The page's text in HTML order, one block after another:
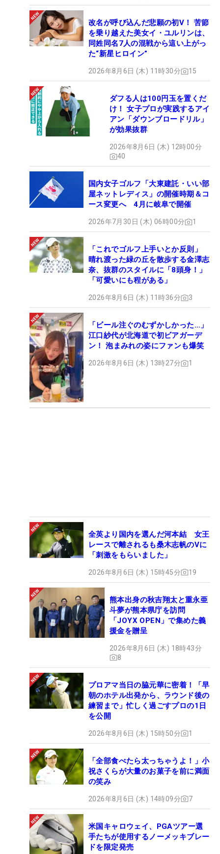
改名が呼び込んだ悲願の初V！ 苦節
を乗り越えた美女イ・ユルリンは、
同姓同名7人の混戦から這い上がっ
た“新星ヒロイン”
2026年8月6日 (木) 11時30分 15
ダフる人は100円玉を置くだ
け！ 女子プロが実践するアイ
アン「ダウンブロードリル」
が効果抜群
2026年8月6日 (木) 12時00分
40
国内女子ゴルフ「大東建託・いい部
屋ネットレディス」の開催時期＆コ
ース変更へ 4月に岐阜で開催
2026年7月30日 (木) 06時00分 1
「これでゴルフ上手いとか反則」
晴れ渡った緑の丘を散歩する金澤志
奈、抜群のスタイルに「8頭身！」
「可愛いにも程がある」
2026年8月6日 (木) 11時36分 3
「ビール注ぐのむずかしかった…」
江口紗代が北海道で初ビアガーデ
ン！ 泡まみれの姿にファンも爆笑
2026年8月6日 (木) 13時27分 1
全英より国内を選んだ河本結 女王
レースで離されるも桑木志帆のVに
「刺激をもらいました」
2026年8月6日 (木) 15時45分 19
熊本出身の秋吉翔太と重永亜
斗夢が熊本県庁を訪問
「JOYX OPEN」で集めた義
援金を贈呈
2026年8月6日 (木) 18時43分
8
プロアマ当日の脇元華に密着！「早
朝のホテル出発から、ラウンド後の
練習まで」忙しく過ごすプロの1日
を公開
2026年8月6日 (木) 15時50分 1
「全部食べたら太っちゃうよ！」小
祝さくらが大量のお菓子を前に満面
の笑み
2026年8月6日 (木) 14時09分 7
米国キャロウェイ、PGAツアー選
手たちが使用するノーメッキブレー
ドを限定発売